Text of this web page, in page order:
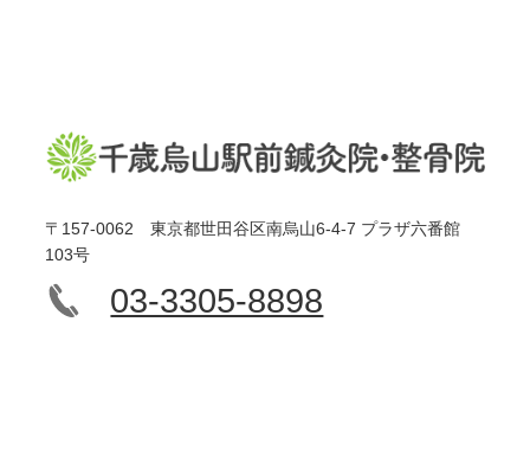
〒157-0062 東京都世田谷区南烏山6-4-7 プラザ六番館
103号
03-3305-8898